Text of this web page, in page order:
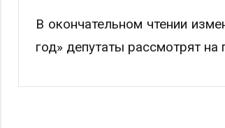
В окончательном чтении
год» депутаты рассмотрят